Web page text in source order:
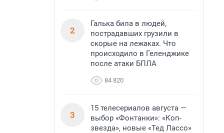
2
Галька била в людей,
пострадавших грузили в
скорые на лежаках. Что
происходило в Геленджике
после атаки БПЛА
84 820
3
15 телесериалов августа —
выбор «Фонтанки»: «Коп-
звезда», новые «Тед Лассо»